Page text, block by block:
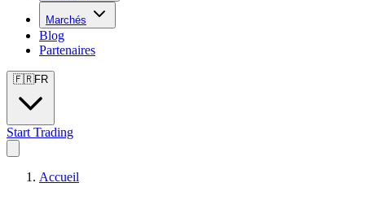
Marchés
Blog
Partenaires
🇫🇷FR
Start Trading
Accueil